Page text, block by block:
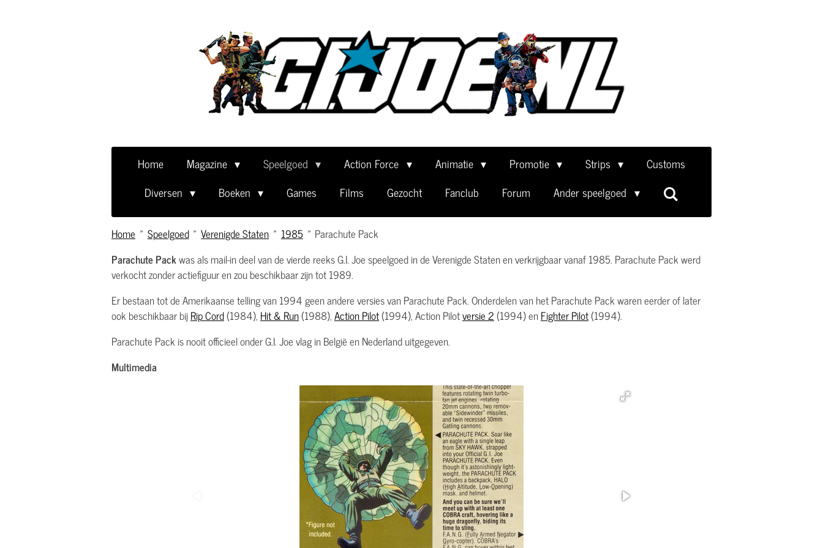
Home Magazine Speelgoed Action Force Animatie Promotie Strips
Customs
Diversen
Boeken Games Films Gezocht Fanclub Forum Ander speelgoed
Home » Speelgoed » Verenigde Staten » 1985 » Parachute Pack
Parachute Packwas als mail-in deel van de vierde reeks G.I. Joe speelgoed in de Verenigde Staten en verkrijgbaar vanaf 1985. Parachute Pack werd
verkocht zonder actiefiguur en zou beschikbaar zijn tot 1989.
Er bestaan tot de Amerikaanse telling van 1994 geen andere versies van Parachute Pack. Onderdelen van het Parachute Pack waren eerder of later
ook beschikbaar bijRip Cord(1984), Hit & Run(1988),Action Pilot(1994), Action Pilotversie 2(1994) enFighter Pilot(1994).
Parachute Pack is nooit officieel onder G.I. Joe vlag in België en Nederland uitgegeven.
Multimedia